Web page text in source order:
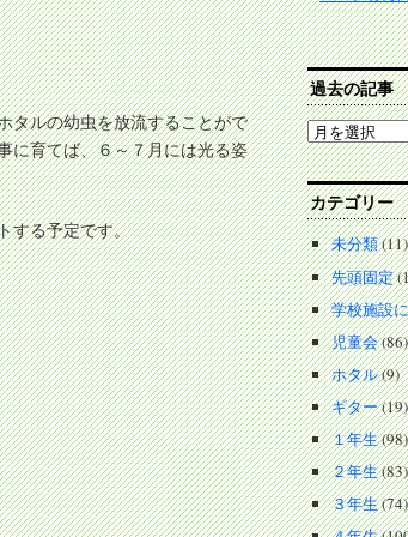
タルの幼虫を放流することがで
に育てば、６～７月には光る姿
する予定です。
過去の記事
過
去
の
記
事
カテゴリー
未分類(11)
先頭固定
学校施設
児童会(86)
ホタル(9)
ギター(19)
１年生(98)
２年生(83)
３年生(74)